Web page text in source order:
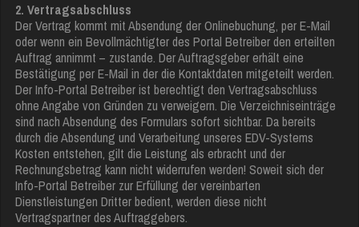
2. Vertragsabschluss
Der Vertrag kommt mit Absendung der Onlinebuchung, per E-Mail
oder wenn ein Bevollmächtigter des Portal Betreiber den erteilten
Auftrag annimmt – zustande. Der Auftragsgeber erhält eine
Bestätigung per E-Mail in der die Kontaktdaten mitgeteilt werden.
Der Info-Portal Betreiber ist berechtigt den Vertragsabschluss
ohne Angabe von Gründen zu verweigern. Die Verzeichniseinträge
sind nach Absendung des Formulars sofort sichtbar. Da bereits
durch die Absendung und Verarbeitung unseres EDV-Systems
Kosten entstehen, gilt die Leistung als erbracht und der
Rechnungsbetrag kann nicht widerrufen werden! Soweit sich der
Info-Portal Betreiber zur Erfüllung der vereinbarten
Dienstleistungen Dritter bedient, werden diese nicht
Vertragspartner des Auftraggebers.